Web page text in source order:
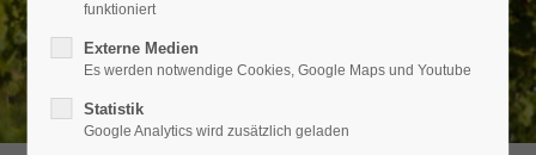
funktioniert
Externe Medien
Es werden notwendige Cookies, Google Maps und Youtube
Statistik
Google Analytics wird zusätzlich geladen